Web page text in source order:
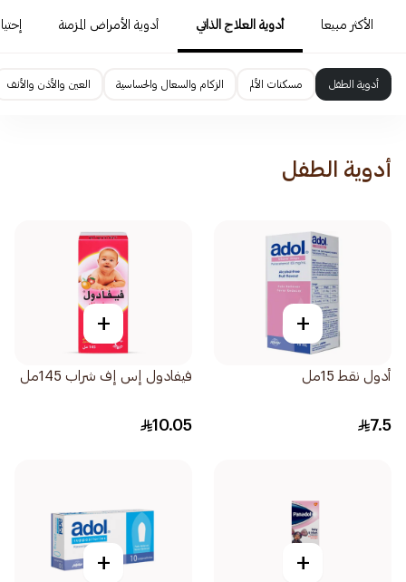
الأكثر مبيعا أدوية العلاج الذاتي أدوية الأمراض المزمنة
أدوية الطفل مسكنات الألم الزكام والسعال والحساسية العين والأذن والأنف
أدوية الطفل
+
أدول نقط 15مل
7.5
+
فيفادول إس إف شراب 145مل
10.05
+
+